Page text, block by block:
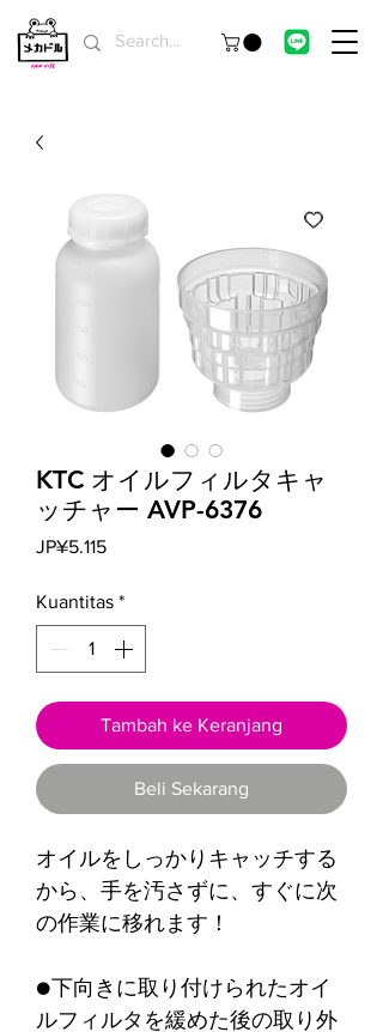
KTC オイルフィルタキャ
ッチャー AVP-6376
JP¥5.115Harga
Kuantitas *
Tambah ke Keranjang
Beli Sekarang
オイルをしっかりキャッチする
から、手を汚さずに、すぐに次
の作業に移れます！
●下向きに取り付けられたオイ
ルフィルタを緩めた後の取り外